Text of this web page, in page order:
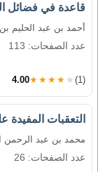
قاعدة في فضائل
أحمد بن عبد الحليم
عدد الصفحات: 113
4.00★★★★★ (1)
التعقبات
محمد بن عبد الرحمن
عدد الصفحات: 26